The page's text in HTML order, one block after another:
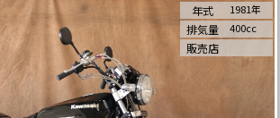
年式 1981年
排気量 400cc
販売店